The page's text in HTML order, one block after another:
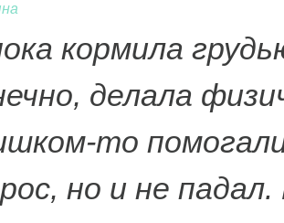
кормила
делала
то
но и не